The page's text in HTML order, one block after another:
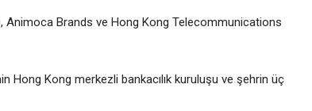
Animoca Brands ve Hong Kong Telecommunications
Hong Kong merkezli bankacılık kuruluşu ve şehrin üç